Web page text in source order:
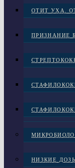
ОТИТ УХА.
ПРИЗНАНИЕ
НИЗКИЕ